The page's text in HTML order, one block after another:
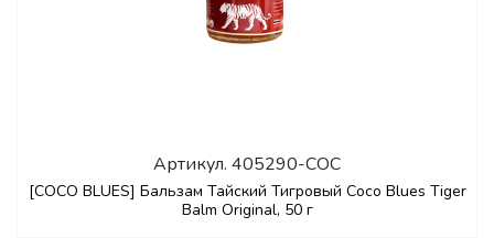
Артикул. 405290-COC
[COCO BLUES] Бальзам Тайский Тигровый Coco Blues Tiger
Balm Original, 50 г